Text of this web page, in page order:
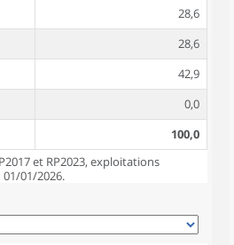
28,6
28,6
42,9
0,0
100,0
et RP2023, exploitations
01/2026.